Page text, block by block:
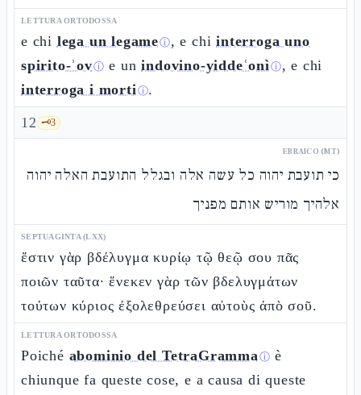
LETTURA ORTODOSSA
e chi lega un legameⓘ, e chiinterroga uno
spirito-ʾovⓘ e unindovino-yiddeʿonìⓘ, e chi
interroga i mortiⓘ.
12 🗝️3
EBRAICO (MT)
כי תועבת יהוה כל עשה אלה ובגלל התועבת האלה יהוה
אלהיך מוריש אותם מפניך
SEPTUAGINTA (LXX)
ἔστιν γὰρ βδέλυγμα κυρίῳ τῷ θεῷ σου πᾶς
ποιῶν ταῦτα· ἕνεκεν γὰρ τῶν βδελυγμάτων
τούτων κύριος ἐξολεθρεύσει αὐτοὺς ἀπὸ σοῦ.
LETTURA ORTODOSSA
Poiché abominio del TetraGrammaⓘ è
chiunque fa queste cose, e a causa di queste